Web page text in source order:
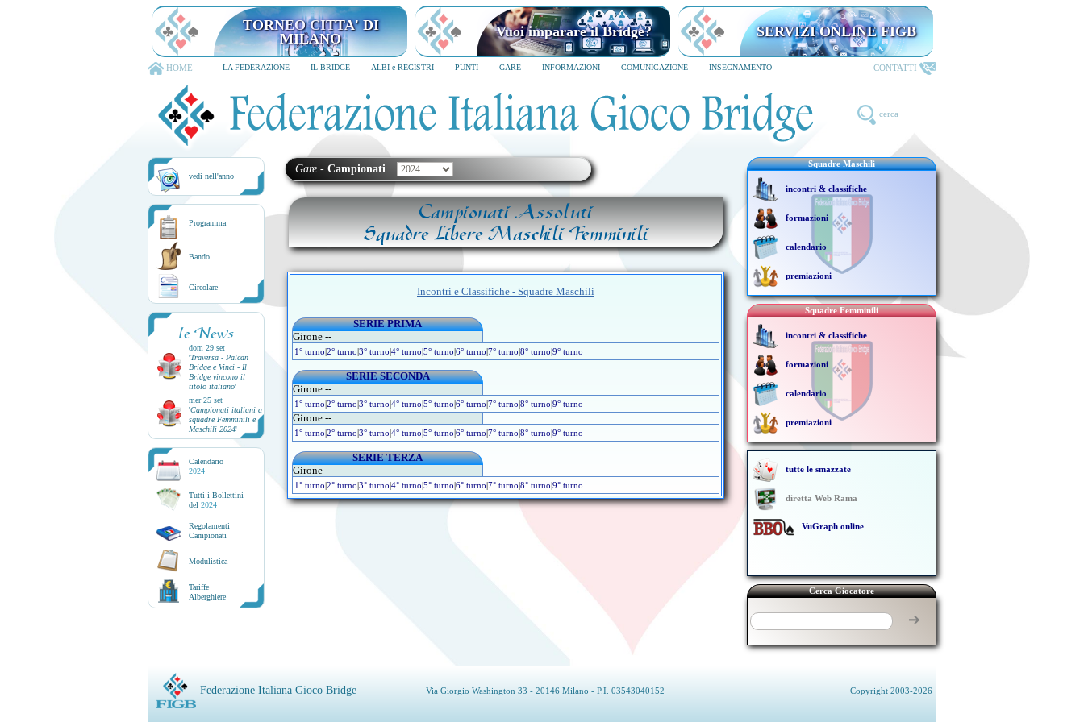
TORNEO CITTA' DI
MILANO
Vuoi imparare il Bridge? SERVIZI ONLINE FIGB
HOME LA FEDERAZIONE IL BRIDGE ALBI e REGISTRI PUNTI GARE INFORMAZIONI COMUNICAZIONE INSEGNAMENTO CONTATTI
cerca
vedi nell'anno
Programma
Bando
Circolare
le News
dom 29 set
'Traversa - Palcan
Bridge e Vinci - Il
Bridge vincono il
titolo italiano'
mer 25 set
'Campionati italiani a
squadre Femminili e
Maschili 2024'
Calendario
2024
Tutti i Bollettini
del 2024
Regolamenti
Campionati
Modulistica
Tariffe
Alberghiere
Gare - Campionati
Campionati Assoluti
Squadre Libere Maschili Femminili
Incontri e Classifiche - Squadre Maschili
SERIE PRIMA
Girone --
1° turno|2° turno|3° turno|4° turno|5° turno|6° turno|7° turno|8° turno|9° turno
SERIE SECONDA
Girone --
1° turno|2° turno|3° turno|4° turno|5° turno|6° turno|7° turno|8° turno|9° turno
Girone --
1° turno|2° turno|3° turno|4° turno|5° turno|6° turno|7° turno|8° turno|9° turno
SERIE TERZA
Girone --
1° turno|2° turno|3° turno|4° turno|5° turno|6° turno|7° turno|8° turno|9° turno
Squadre Maschili
incontri & classifiche
formazioni
calendario
premiazioni
Squadre Femminili
incontri & classifiche
formazioni
calendario
premiazioni
tutte le smazzate
diretta Web Rama
VuGraph online
Cerca Giocatore
➔
Federazione Italiana Gioco Bridge Via Giorgio Washington 33 - 20146 Milano - P.I. 03543040152 Copyright 2003-2026